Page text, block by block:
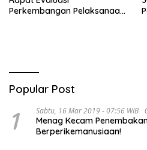
Perkembangan Pelaksanaan
Popular Post
1 Sabtu, 16 Mar 2019 - 07:56 WIB
Menag Kecam
Berperikemanusiaan!